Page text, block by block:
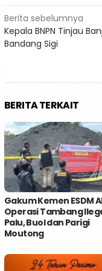
Navigasi
pos
Berita sebelumnya
Kepala BNPN Tinjau
Bandang Sigi
BERITA TERKAIT
Gakum Kemen ESDM
Operasi Tambang
Palu, Buol dan Parigi
Moutong